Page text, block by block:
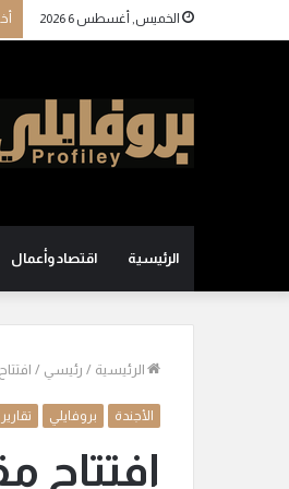
الخميس, أغسطس 6 2026
الرئيسية اقتصاد وأعمال
الرئيسية / رئيسي /
الأجندة بروفايلي تقارير
افتتاح